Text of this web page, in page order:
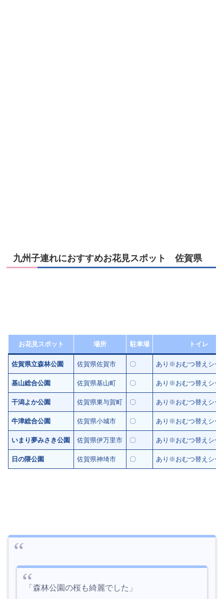
九州子連れにおすすめお花見スポット 佐賀県
お花見スポット 場所 駐車場 トイレ
佐賀県立森林公園 佐賀県佐賀市 〇 あり※おむつ替えシー
基山総合公園 佐賀県基山町 〇 あり※おむつ替えシー
干潟よか公園 佐賀県東与賀町 〇 あり※おむつ替えシー
牛津総合公園 佐賀県小城市 〇 あり※おむつ替えシー
いまり夢みさき公園 佐賀県伊万里市 〇 あり※おむつ替えシー
日の隈公園 佐賀県神埼市 〇 あり※おむつ替えシー
「森林公園の桜も綺麗でした」